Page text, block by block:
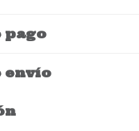
pago
envío